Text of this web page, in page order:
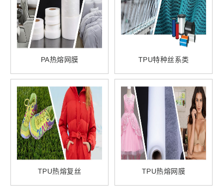
PA热熔网膜 TPU特种丝系类
TPU热熔复丝 TPU热熔网膜